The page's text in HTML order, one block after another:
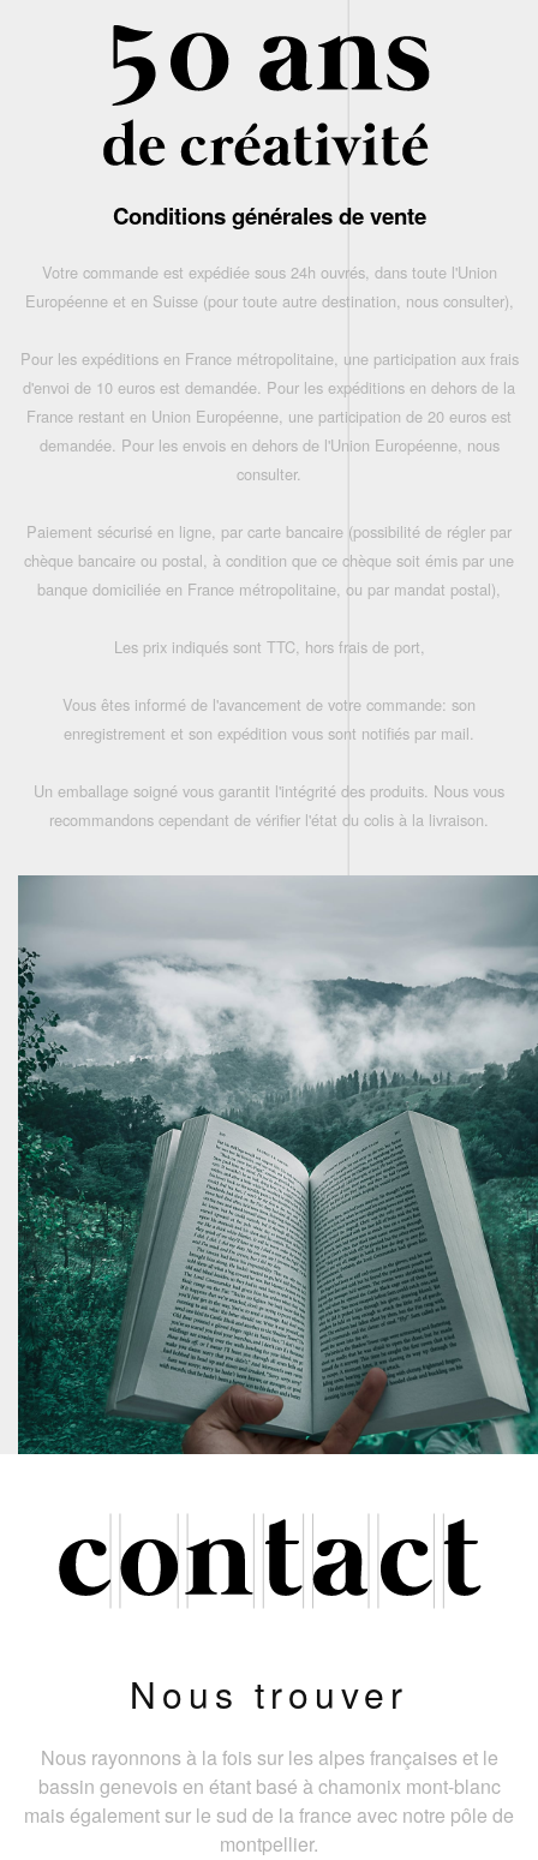
Conditions générales de vente
Votre commande est expédiée sous 24h ouvrés, dans toute l'Union
Européenne et en Suisse (pour toute autre destination, nous consulter),
Pour les expéditions en France métropolitaine, une participation aux frais
d'envoi de 10 euros est demandée. Pour les expéditions en dehors de la
France restant en Union Européenne, une participation de 20 euros est
demandée. Pour les envois en dehors de l'Union Européenne, nous
consulter.
Paiement sécurisé en ligne, par carte bancaire (possibilité de régler par
chèque bancaire ou postal, à condition que ce chèque soit émis par une
banque domiciliée en France métropolitaine, ou par mandat postal),
Les prix indiqués sont TTC, hors frais de port,
Vous êtes informé de l'avancement de votre commande: son
enregistrement et son expédition vous sont notifiés par mail.
Un emballage soigné vous garantit l'intégrité des produits. Nous vous
recommandons cependant de vérifier l'état du colis à la livraison.
Nous trouver
Nous rayonnons à la fois sur les alpes françaises et le
bassin genevois en étant basé à chamonix mont-blanc
mais également sur le sud de la france avec notre pôle de
montpellier.